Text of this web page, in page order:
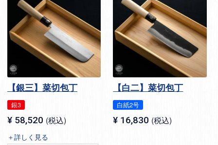
【銀三】菜切包丁
銀3
¥ 58,520 税込
＋詳しく見る
【白二】菜切包丁
白紙2号
¥ 16,830 税込